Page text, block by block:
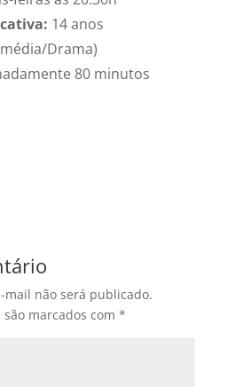
14 anos
Drama)
80 minutos
mail não será publicado.
marcados com *